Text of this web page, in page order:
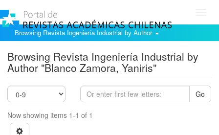
Browsing Revista Ingeniería Industrial by Author
Browsing Revista Ingeniería Industrial by
Author "Blanco Zamora, Yaniris"
Go
Now showing items 1-1 of 1